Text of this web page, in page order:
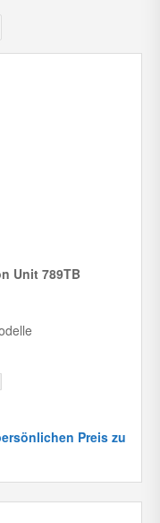
Unit 789TB
Preis zu